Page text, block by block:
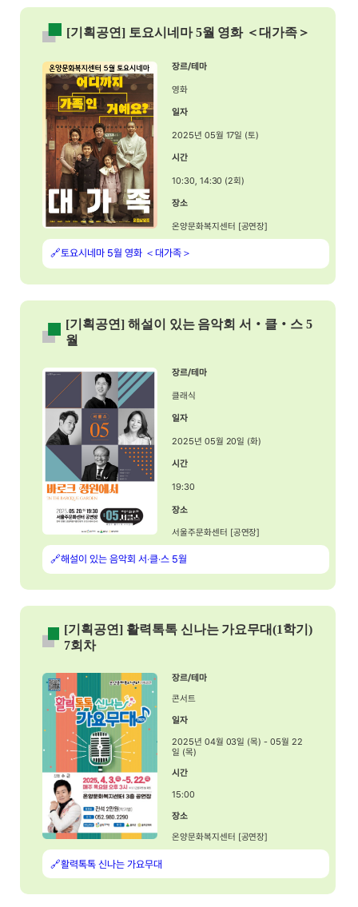
[기획공연] 토요시네마 5월 영화 ＜대가족＞
장르/테마
영화
일자
2025년 05월 17일 (토)
시간
10:30, 14:30 (2회)
장소
온양문화복지센터 [공연장]
🔗토요시네마 5월 영화 ＜대가족＞
[기획공연] 해설이 있는 음악회 서‧클‧스 5
월
장르/테마
클래식
일자
2025년 05월 20일 (화)
시간
19:30
장소
서울주문화센터 [공연장]
🔗해설이 있는 음악회 서‧클‧스 5월
[기획공연] 활력톡톡 신나는 가요무대(1학기)
7회차
장르/테마
콘서트
일자
2025년 04월 03일 (목) - 05월 22
일 (목)
시간
15:00
장소
온양문화복지센터 [공연장]
🔗활력톡톡 신나는 가요무대